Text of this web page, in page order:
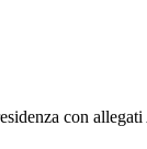
con allegati